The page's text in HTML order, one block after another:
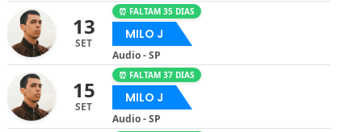
13
SET
⏰ FALTAM 35 DIAS
MILO J
Audio - SP
15
SET
⏰ FALTAM 37 DIAS
MILO J
Audio - SP